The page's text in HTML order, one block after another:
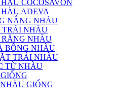
COCOSAVON
ADEVA
NẮNG NHÀU
TRÁI NHÀU
NHÀU
BÔNG NHÀU
TRÁI NHÀU
TỪ NHÀU
GIỐNG